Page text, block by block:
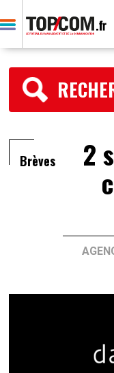
Brèves 2